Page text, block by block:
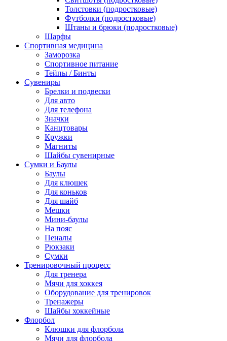
Толстовки (подростковые)
Футболки (подростковые)
Штаны и брюки (подростковые)
Шарфы
Спортивная медицина
Заморозка
Спортивное питание
Тейпы / Бинты
Сувениры
Брелки и подвески
Для авто
Для телефона
Значки
Канцтовары
Кружки
Магниты
Шайбы сувенирные
Сумки и Баулы
Баулы
Для клюшек
Для коньков
Для шайб
Мешки
Мини-баулы
На пояс
Пеналы
Рюкзаки
Сумки
Тренировочный процесс
Для тренера
Мячи для хоккея
Оборудование для тренировок
Тренажеры
Шайбы хоккейные
Флорбол
Клюшки для флорбола
Мячи для флорбола